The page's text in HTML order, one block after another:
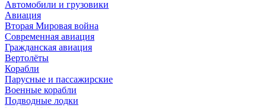
Автомобили и грузовики
Авиация
Вторая Мировая война
Современная авиация
Гражданская авиация
Вертолёты
Корабли
Парусные и пассажирские
Военные корабли
Подводные лодки